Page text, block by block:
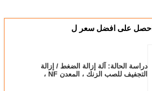
احصل على افضل سعر ل
دراسة الحالة: آلة إزالة الضغط / إزالة
التجفيف للصب الزنك ، المعدن NF ،